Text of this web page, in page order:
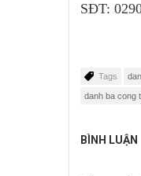
SĐT:
Tags
danh ba cong
BÌNH LUẬN